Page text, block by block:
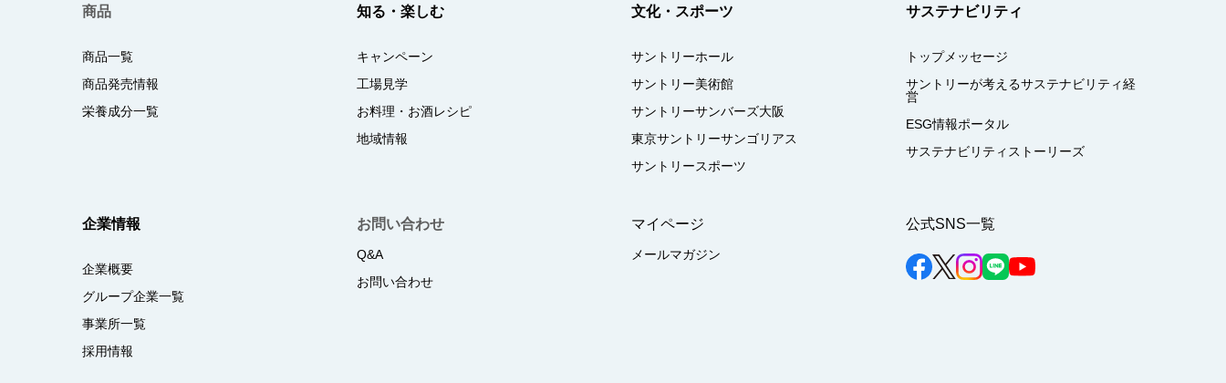
商品
商品一覧
商品発売情報
栄養成分一覧
知る・楽しむ
キャンペーン
工場見学
お料理・お酒レシピ
地域情報
文化・スポーツ
サントリーホール
サントリー美術館
サントリーサンバーズ大阪
東京サントリーサンゴリアス
サントリースポーツ
サステナビリティ
トップメッセージ
サントリーが考えるサステナビリティ経
営
ESG情報ポータル
サステナビリティストーリーズ
企業情報
企業概要
グループ企業一覧
事業所一覧
採用情報
お問い合わせ
Q&A
お問い合わせ
マイページ
メールマガジン
公式SNS一覧